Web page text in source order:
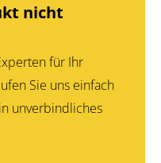
nicht
für Ihr
Sie uns einfach
unverbindliches